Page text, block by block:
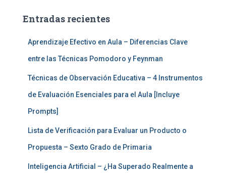
Entradas recientes
Aprendizaje Efectivo en Aula – Diferencias Clave
entre las Técnicas Pomodoro y Feynman
Técnicas de Observación Educativa – 4 Instrumentos
de Evaluación Esenciales para el Aula [Incluye
Prompts]
Lista de Verificación para Evaluar un Producto o
Propuesta – Sexto Grado de Primaria
Inteligencia Artificial – ¿Ha Superado Realmente a